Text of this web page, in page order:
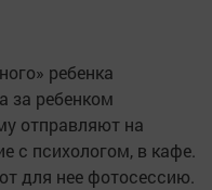
ребенка
за ребенком
отправляют на
с психологом, в кафе.
для нее фотосессию.